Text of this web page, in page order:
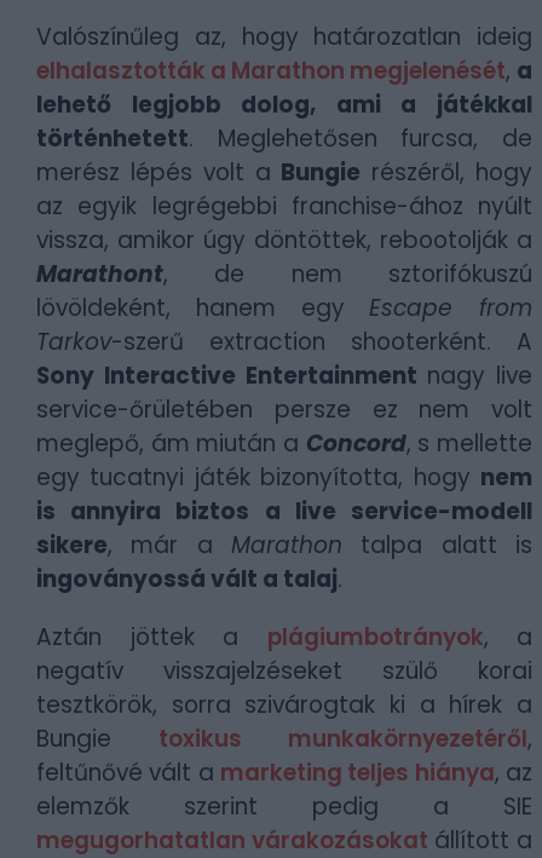
Valószínűleg az, hogy határozatlan ideig
elhalasztották a Marathon megjelenését, a
lehető legjobb dolog, ami a játékkal
történhetett. Meglehetősen furcsa, de
merész lépés volt a Bungie részéről, hogy
az egyik legrégebbi franchise-ához nyúlt
vissza, amikor úgy döntöttek, rebootolják a
Marathont, de nem sztorifókuszú
lövöldeként, hanem egyEscape from
Tarkov-szerű extraction shooterként. A
Sony Interactive Entertainment nagy live
service-őrületében persze ez nem volt
meglepő, ám miután a Concord, s mellette
egy tucatnyi játék bizonyította, hogy nem
is annyira biztos a live service-modell
sikere, már a Marathon talpa alatt is
ingoványossá vált a talaj.
Aztán jöttek a plágiumbotrányok, a
negatív visszajelzéseket szülő korai
tesztkörök, sorra szivárogtak ki a hírek a
Bungie toxikus munkakörnyezetéről,
feltűnővé vált a marketing teljes hiánya, az
elemzők szerint pedig a SIE
megugorhatatlan várakozásokat állított a